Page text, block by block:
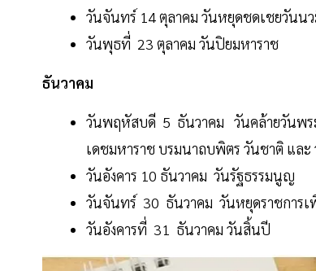
วันจันทร์ 14 ตุลาคม วันหยุดชดเชยวันน
วันพุธที่ 23 ตุลาคม วันปิยมหาราช
ธันวาคม
วันพฤหัสบดี 5 ธันวาคม วันคล้ายวันพร
เดชมหาราช บรมนาถบพิตร วันชาติ แล
วันอังคาร 10 ธันวาคม วันรัฐธรรมนูญ
วันจันทร์ 30 ธันวาคม วันหยุดราชการ
วันอังคารที่ 31 ธันวาคม วันสิ้นปี